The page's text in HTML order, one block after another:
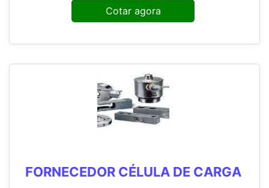
Cotar agora
FORNECEDOR CÉLULA DE CARGA